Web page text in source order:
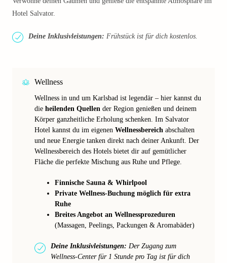
Hotel Salvator.
Deine Inklusivleistungen: Frühstück ist für dich kostenlos.
Wellness
Wellness in und um Karlsbad ist legendär – hier kannst du
die heilenden Quellen der Region genießen und deinem
Körper ganzheitliche Erholung schenken. Im Salvator
Hotel kannst du im eigenen Wellnessbereich abschalten
und neue Energie tanken direkt nach deiner Ankunft. Der
Wellnessbereich des Hotels bietet dir auf gemütlicher
Fläche die perfekte Mischung aus Ruhe und Pflege.
Finnische Sauna & Whirlpool
Private Wellness-Buchung möglich für extra
Ruhe
Breites Angebot an Wellnessprozeduren
(Massagen, Peelings, Packungen & Aromabäder)
Deine Inklusivleistungen: Der Zugang zum
Wellness-Center für 1 Stunde pro Tag ist für dich